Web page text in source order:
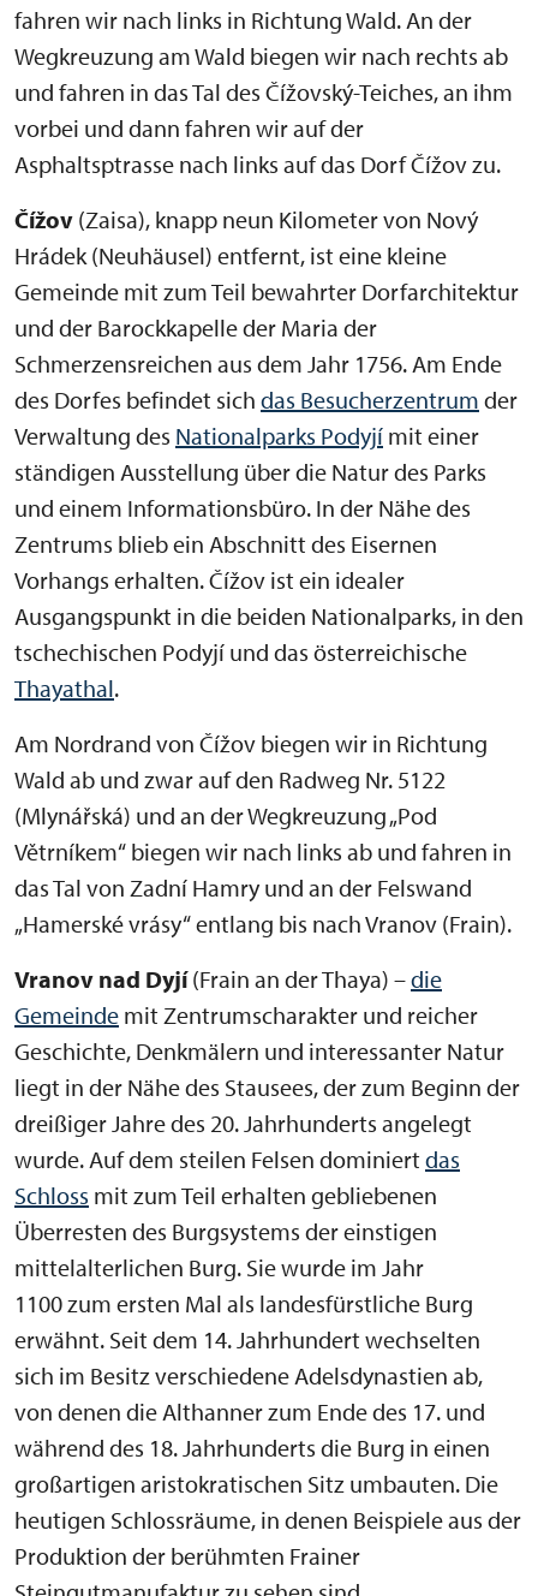
fahren wir nach links in Richtung Wald. An der
Wegkreuzung am Wald biegen wir nach rechts ab
und fahren in das Tal des Čížovský-Teiches, an ihm
vorbei und dann fahren wir auf der
Asphaltsptrasse nach links auf das Dorf Čížov zu.
Čížov (Zaisa), knapp neun Kilometer von Nový
Hrádek (Neuhäusel) entfernt, ist eine kleine
Gemeinde mit zum Teil bewahrter Dorfarchitektur
und der Barockkapelle der Maria der
Schmerzensreichen aus dem Jahr 1756. Am Ende
des Dorfes befindet sich das Besucherzentrum der
Verwaltung des Nationalparks Podyjí mit einer
ständigen Ausstellung über die Natur des Parks
und einem Informationsbüro. In der Nähe des
Zentrums blieb ein Abschnitt des Eisernen
Vorhangs erhalten. Čížov ist ein idealer
Ausgangspunkt in die beiden Nationalparks, in den
tschechischen Podyjí und das österreichische
Thayathal.
Am Nordrand von Čížov biegen wir in Richtung
Wald ab und zwar auf den Radweg Nr. 5122
(Mlynářská) und an der Wegkreuzung „Pod
Větrníkem“ biegen wir nach links ab und fahren in
das Tal von Zadní Hamry und an der Felswand
„Hamerské vrásy“ entlang bis nach Vranov (Frain).
Vranov nad Dyjí(Frain an der Thaya) –die
Gemeinde mit Zentrumscharakter und reicher
Geschichte, Denkmälern und interessanter Natur
liegt in der Nähe des Stausees, der zum Beginn der
dreißiger Jahre des 20. Jahrhunderts angelegt
wurde. Auf dem steilen Felsen dominiert das
Schloss mit zum Teil erhalten gebliebenen
Überresten des Burgsystems der einstigen
mittelalterlichen Burg. Sie wurde im Jahr
1100 zum ersten Mal als landesfürstliche Burg
erwähnt. Seit dem 14. Jahrhundert wechselten
sich im Besitz verschiedene Adelsdynastien ab,
von denen die Althanner zum Ende des 17. und
während des 18. Jahrhunderts die Burg in einen
großartigen aristokratischen Sitz umbauten. Die
heutigen Schlossräume, in denen Beispiele aus der
Produktion der berühmten Frainer